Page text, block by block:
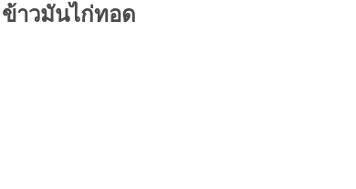
าวมันไก่ทอด